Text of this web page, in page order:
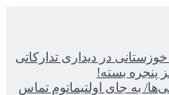
در دیداری تدارکاتی
پنجره بسته!
به جای اولتیماتوم تماس